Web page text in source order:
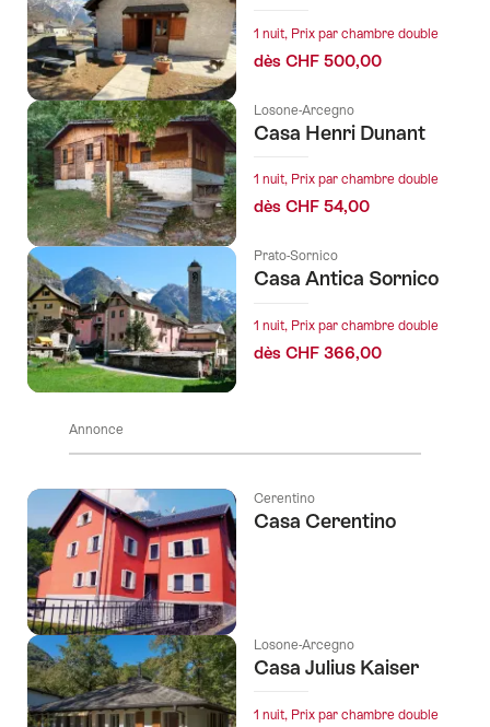
1 nuit, Prix par chambre double
dès CHF 500,00
Losone-Arcegno
Casa Henri Dunant
1 nuit, Prix par chambre double
dès CHF 54,00
Prato-Sornico
Casa Antica Sornico
1 nuit, Prix par chambre double
dès CHF 366,00
Annonce
Cerentino
Casa Cerentino
Losone-Arcegno
Casa Julius Kaiser
1 nuit, Prix par chambre double